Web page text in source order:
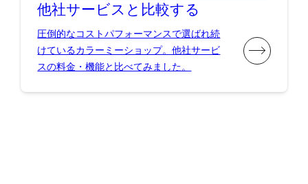
他社サービスと比較する
圧倒的なコストパフォーマンスで選ばれ続
けているカラーミーショップ。他社サービ
スの料金・機能と比べてみました。